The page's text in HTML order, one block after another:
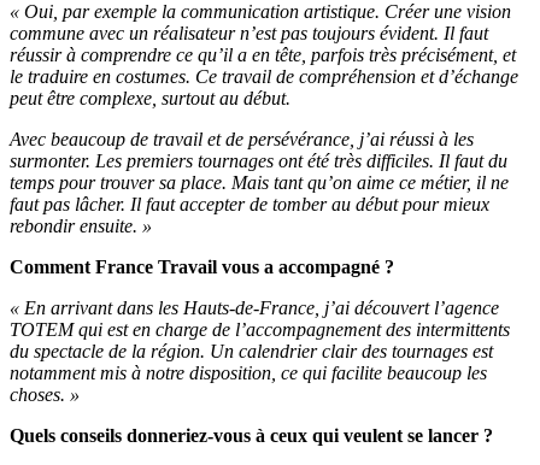
« Oui, par exemple la communication artistique. Créer une vision
commune avec un réalisateur n’est pas toujours évident. Il faut
réussir à comprendre ce qu’il a en tête, parfois très précisément, et
le traduire en costumes. Ce travail de compréhension et d’échange
peut être complexe, surtout au début.
Avec beaucoup de travail et de persévérance, j’ai réussi à les
surmonter. Les premiers tournages ont été très difficiles. Il faut du
temps pour trouver sa place. Mais tant qu’on aime ce métier, il ne
faut pas lâcher. Il faut accepter de tomber au début pour mieux
rebondir ensuite. »
Comment France Travail vous a accompagné ?
« En arrivant dans les Hauts-de-France, j’ai découvert l’agence
TOTEM qui est en charge de l’accompagnement des intermittents
du spectacle de la région. Un calendrier clair des tournages est
notamment mis à notre disposition, ce qui facilite beaucoup les
choses. »
Quels conseils donneriez-vous à ceux qui veulent se lancer ?